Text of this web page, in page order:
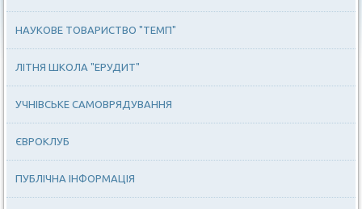
НАУКОВЕ ТОВАРИСТВО "ТЕМП"
ЛІТНЯ ШКОЛА "ЕРУДИТ"
УЧНІВСЬКЕ САМОВРЯДУВАННЯ
ЄВРОКЛУБ
ПУБЛІЧНА ІНФОРМАЦІЯ